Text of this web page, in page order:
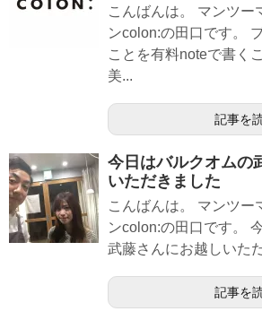
こんばんは。 マンツー
ンcolon:の田口です。
ことを有料noteで書く
美...
記事を
今日はバルクオムの
いただきました
こんばんは。 マンツー
ンcolon:の田口です。
武藤さんにお越しいた
記事を